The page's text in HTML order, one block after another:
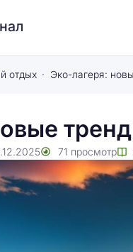
отдых Эко-лагеря:
71 просмотр